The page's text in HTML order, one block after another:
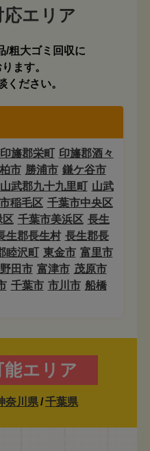
/粗大ゴミ回収に
ます。
ください。
印旛郡栄町 印旛郡酒々
柏市 勝浦市 鎌ケ谷市
山武郡九十九里町 山武
稲毛区 千葉市中央区
区 千葉市美浜区 長生
生郡長生村 長生郡長
睦沢町 東金市 富里市
野田市 富津市 茂原市
千葉市 市川市 船橋
エリア
奈川県/千葉県